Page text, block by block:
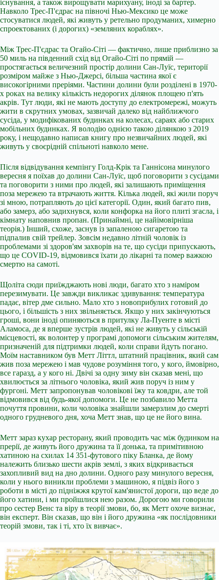
існування, а також вирощувати марихуану, іноді за бартер.
Навколо Трес-П'єдрас на півночі Нью-Мексико це може
стосуватися людей, які живуть у ретельно продуманих, химерно
спроектованих (і дорогих) «земляних кораблях».
Між Трес-П'єдрас та Огайо-Сіті — фактично, лише приблизно за
50 миль на південний схід від Огайо-Сіті по прямій —
простягається величезний простір долини Сан-Луїс, території
розміром майже з Нью-Джерсі, більша частина якої є
високогірними преріями. Частини долини були розділені в 1970-
х роках на велику кількість недорогих ділянок площею п'ять
акрів. Тут люди, які не мають доступу до електромережі, можуть
жити в скрутних умовах, зазвичай далеко від найближчого
сусіда, у модифікованих будинках на колесах, сараях або старих
мобільних будинках. Я володію однією такою ділянкою з 2019
року, і нещодавно написав книгу про незвичайних людей, які
живуть у своєрідній спільноті навколо мене.
Після відвідування кемпінгу Голд-Крік та Ганнісона минулого
вересня я поїхав до долини Сан-Луїс, щоб поговорити з сусідами
та поговорити з ними про людей, які залишають приміщення
поза мережею та втрачають життя. Кілька людей, які жили поруч
зі мною, потрапляють до цієї категорії. Один, який багато пив,
або замерз, або задихнувся, коли конфорка на його плиті згасла, і
кімнату наповнив пропан. (Принаймні, це найімовірніша
теорія.) Інший, схоже, заснув із запаленою сигаретою та
підпалив свій трейлер. Зовсім недавно літній чоловік із
проблемами зі здоров'ям захворів на те, що сусіди припускають,
що це COVID-19, відмовився їхати до лікарні та помер важкою
смертю на самоті.
Щоліта сюди приїжджають нові люди, багато хто з наміром
перезимувати. Це завжди викликає здивування: температура
падає, вітер дме сильно. Мало хто з новоприбулих готовий до
цього, і більшість з них звільняється. Якщо у них закінчуються
гроші, вони іноді опиняються в притулку Ла-Пуенте в місті
Аламоса, де я вперше зустрів людей, які не живуть у сільській
місцевості, як волонтер у програмі допомоги сільським жителям,
призначеній для підтримки людей, коли справи йдуть погано.
Моїм наставником був Метт Літтл, штатний працівник, який сам
жив поза мережею і мав чудове розуміння того, у кого, ймовірно,
все гаразд, а у кого ні. Двічі за одну зиму він сказав мені, що
хвилюється за літнього чоловіка, який жив поруч із ним у
фургоні. Метт запропонував чоловікові їжу та ковдри, але той
відмовився від будь-якої допомоги. Це не позбавило Метта
почуття провини, коли чоловіка знайшли замерзлим до смерті
одного грудневого дня, хоча Метт знав, що це не його вина.
Метт зараз кухар ресторану, який проводить час між будинком на
прерії, де живуть його дружина та її донька, та примітивною
хатиною на схилах 14 351-футового піку Бланка, де йому
належить близько шести акрів землі, з яких відкривається
захопливий вид на дно долини. Одного разу минулого вересня,
коли у нього виникли проблеми з машиною, я підвіз його з
роботи в місті до підніжжя крутої кам'янистої дороги, що веде до
його хатини, і ми пройшлися нею разом. Дорогою ми говорили
про сестер Венс та віру в теорії змови, бо, як Метт охоче визнає,
він експерт. Він сказав, що він і його дружина «як послідовники
теорій змови, так і ті, хто їх вивчає».